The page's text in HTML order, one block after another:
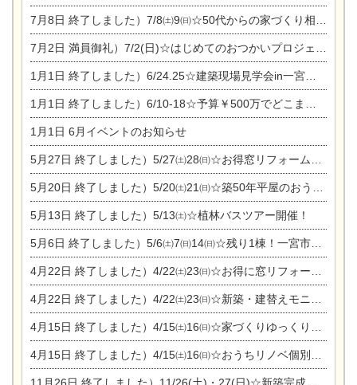
7月8日 終了しました）7/8㈯9㈰☆50代からの家づくり相談会
7月2日 満員御礼）7/2(日)☆はじめてのおつかいプロジェクト
1月1日 終了しました）6/24.25☆建築現場見学会in一宮市木曽川町
1月1日 終了しました）6/10-18☆予算￥500万でどこまでできるの？リフォーム相談会
1月1日 6月イベントのお知らせ
5月27日 終了しました）5/27㈯28㈰☆お得窓リフォーム個別相談会
5月20日 終了しました）5/20㈯21㈰☆築50年平屋のおうちリノベーション完成見学会
5月13日 終了しました）5/13㈯☆植林バスツアー開催！
5月6日 終了しました）5/6㈯7㈰14㈰☆残り1棟！一宮市限定モニター募集相談会(新築・建替え)
4月22日 終了しました）4/22㈯23㈰☆お得に窓リフォーム個別相談会
4月22日 終了しました）4/22㈯23㈰☆新築・建替えモニター募集個別相談会
4月15日 終了しました）4/15㈯16㈰☆家づくりゆっくりじっくり個別相談会
4月15日 終了しました）4/15㈯16㈰☆おうちリノベ個別相談会